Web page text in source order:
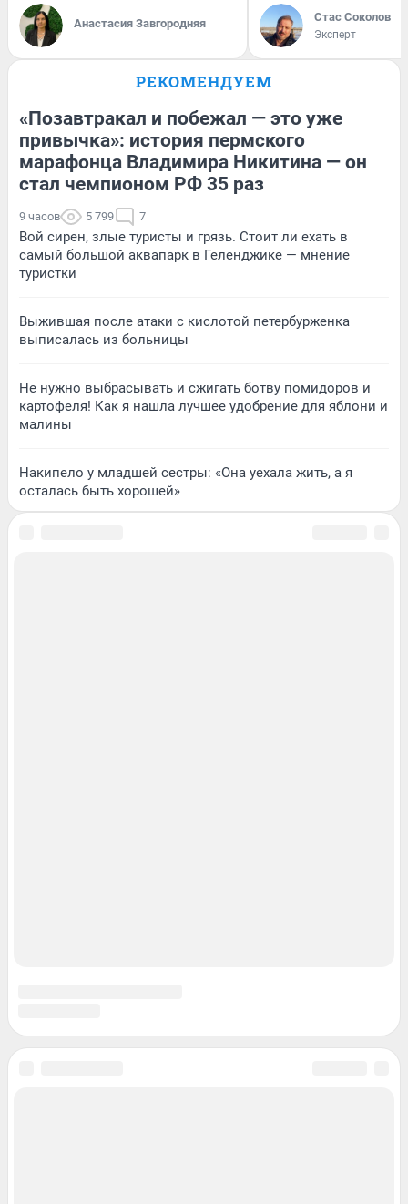
Анастасия Завгородняя Стас Соколов
Эксперт
РЕКОМЕНДУЕМ
«Позавтракал и побежал — это уже
привычка»: история пермского
марафонца Владимира Никитина — он
стал чемпионом РФ 35 раз
9 часов 5 799 7
Вой сирен, злые туристы и грязь. Стоит ли ехать в
самый большой аквапарк в Геленджике — мнение
туристки
Выжившая после атаки с кислотой петербурженка
выписалась из больницы
Не нужно выбрасывать и сжигать ботву помидоров и
картофеля! Как я нашла лучшее удобрение для яблони и
малины
Накипело у младшей сестры: «Она уехала жить, а я
осталась быть хорошей»